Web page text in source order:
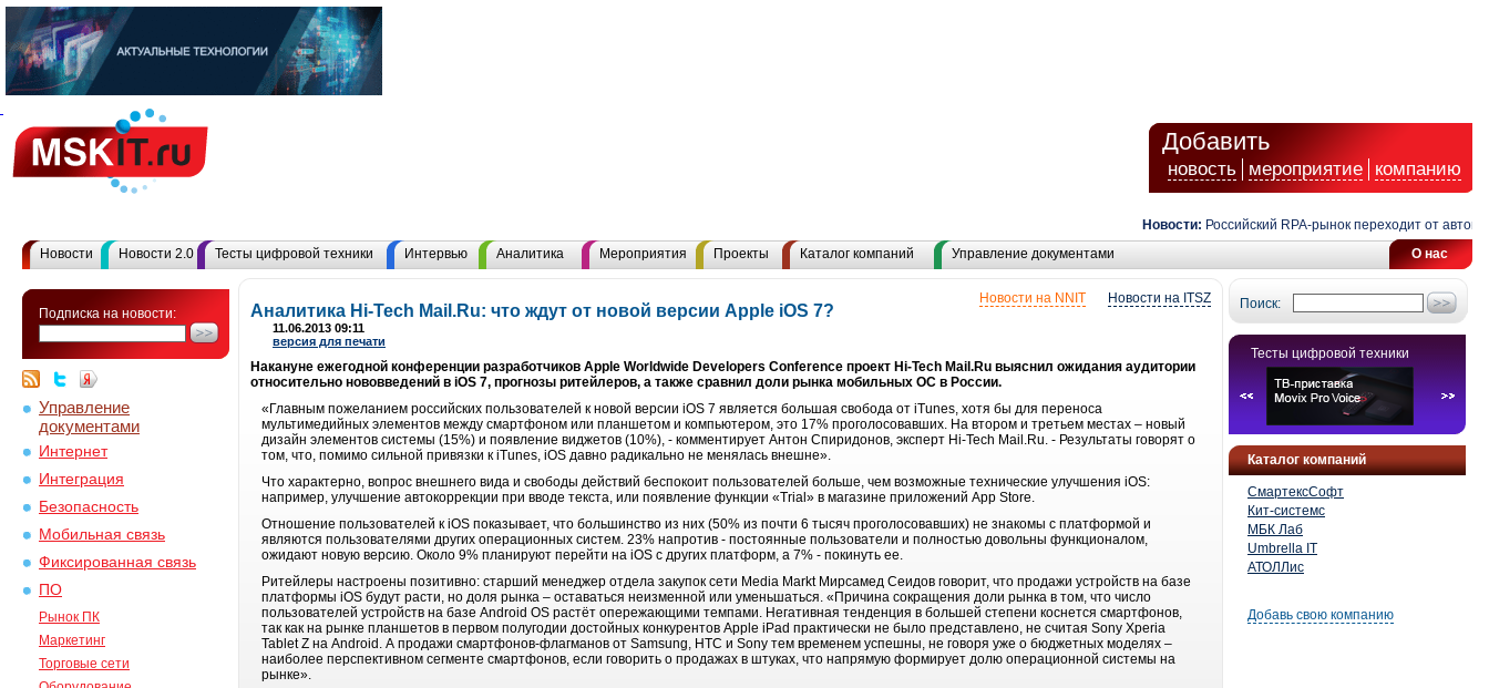
Добавить
новость мероприятие компанию
Новости: Российский RPA-рынок переходит от
О нас
Новости Новости 2.0 Тесты цифровой техники Интервью Аналитика Мероприятия Проекты Каталог компаний Управление документами
Подписка на новости:
Управление
документами
Интернет
Интеграция
Безопасность
Мобильная связь
Фиксированная связь
ПО
Рынок ПК
Маркетинг
Торговые сети
Поиск:
Тесты цифровой техники
Каталог компаний
СмартексСофт
Кит-системс
МБК Лаб
Umbrella IT
АТОЛЛис
Добавь свою компанию
Новости на ITSZ
Новости на NNIT
Аналитика Hi-Tech Mail.Ru: что ждут от новой версии Apple iOS 7?
11.06.2013 09:11
версия для печати
Накануне ежегодной конференции разработчиков Apple Worldwide Developers Conference проект Hi-Tech Mail.Ru выяснил ожидания аудитории
относительно нововведений в iOS 7, прогнозы ритейлеров, а также сравнил доли рынка мобильных ОС в России.
«Главным пожеланием российских пользователей к новой версии iOS 7 является большая свобода от iTunes, хотя бы для переноса
мультимедийных элементов между смартфоном или планшетом и компьютером, это 17% проголосовавших. На втором и третьем местах – новый
дизайн элементов системы (15%) и появление виджетов (10%), - комментирует Антон Спиридонов, эксперт Hi-Tech Mail.Ru. - Результаты говорят о
том, что, помимо сильной привязки к iTunes, iOS давно радикально не менялась внешне».
Что характерно, вопрос внешнего вида и свободы действий беспокоит пользователей больше, чем возможные технические улучшения iOS:
например, улучшение автокоррекции при вводе текста, или появление функции «Trial» в магазине приложений App Store.
Отношение пользователей к iOS показывает, что большинство из них (50% из почти 6 тысяч проголосовавших) не знакомы с платформой и
являются пользователями других операционных систем. 23% напротив - постоянные пользователи и полностью довольны функционалом,
ожидают новую версию. Около 9% планируют перейти на iOS с других платформ, а 7% - покинуть ее.
Ритейлеры настроены позитивно: старший менеджер отдела закупок сети Media Markt Мирсамед Сеидов говорит, что продажи устройств на базе
платформы iOS будут расти, но доля рынка – оставаться неизменной или уменьшаться. «Причина сокращения доли рынка в том, что число
пользователей устройств на базе Android OS растёт опережающими темпами. Негативная тенденция в большей степени коснется смартфонов,
так как на рынке планшетов в первом полугодии достойных конкурентов Apple iPad практически не было представлено, не считая Sony Xperia
Tablet Z на Android. А продажи смартфонов-флагманов от Samsung, HTC и Sony тем временем успешны, не говоря уже о бюджетных моделях –
наиболее перспективном сегменте смартфонов, если говорить о продажах в штуках, что напрямую формирует долю операционной системы на
рынке».